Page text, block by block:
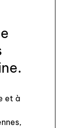
et à